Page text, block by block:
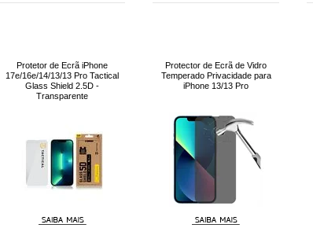
Protetor de Ecrã iPhone
17e/16e/14/13/13 Pro Tactical
Glass Shield 2.5D -
Transparente
Protector de Ecrã de Vidro
Temperado Privacidade para
iPhone 13/13 Pro